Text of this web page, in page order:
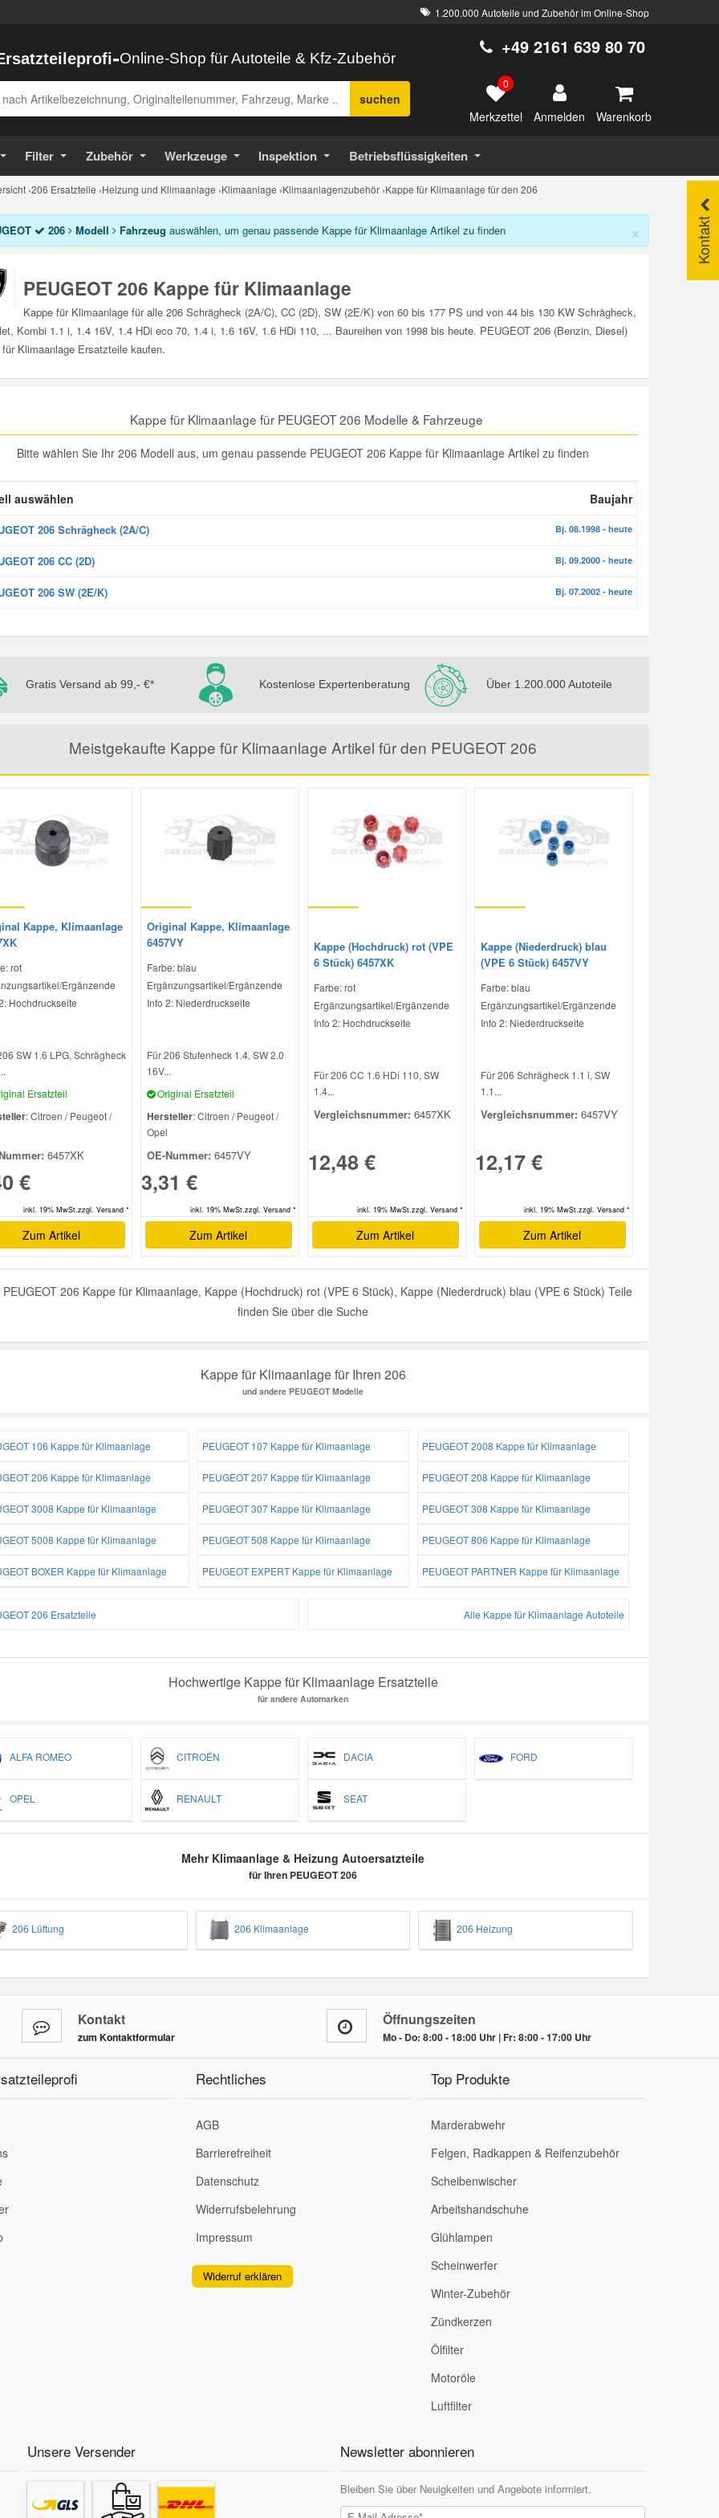
1.200.000 Autoteile und Zubehör im Online-Shop
-Online-Shop für Autoteile & Kfz-Zubehör
suchen
+49 2161 639 80 70
0
Merkzettel Anmelden Warenkorb
Filter Zubehör Werkzeuge Inspektion Betriebsflüssigkeiten
›206 Ersatzteile ›Heizung und Klimaanlage ›Klimaanlage ›Klimaanlagenzubehör ›Kappe für Klimaanlage für den 206
Kontakt
×
206 Modell Fahrzeug auswählen, um genau passende Kappe für Klimaanlage Artikel zu finden
PEUGEOT 206 Kappe für Klimaanlage
Kappe für Klimaanlage für alle 206 Schrägheck (2A/C), CC (2D), SW (2E/K) von 60 bis 177 PS und von 44 bis 130 KW Schrägheck,
Kombi 1.1 i, 1.4 16V, 1.4 HDi eco 70, 1.4 i, 1.6 16V, 1.6 HDi 110, ... Baureihen von 1998 bis heute. PEUGEOT 206 (Benzin, Diesel)
für Klimaanlage Ersatzteile kaufen.
Kappe für Klimaanlage für PEUGEOT 206 Modelle & Fahrzeuge
Bitte wählen Sie Ihr 206 Modell aus, um genau passende PEUGEOT 206 Kappe für Klimaanlage Artikel zu finden
auswählen Baujahr
206 Schrägheck (2A/C) Bj. 08.1998 - heute
206 CC (2D) Bj. 09.2000 - heute
206 SW (2E/K) Bj. 07.2002 - heute
Gratis Versand ab 99,- €* Kostenlose Expertenberatung Über 1.200.000 Autoteile
Meistgekaufte Kappe für Klimaanlage Artikel für den PEUGEOT 206
Kappe, Klimaanlage
rot
Ergänzende
Hochdruckseite
SW 1.6 LPG, Schrägheck
Ersatzteil
: Citroen / Peugeot /
6457XK
€
inkl. 19% MwSt.zzgl. Versand *
Zum Artikel
Original Kappe, Klimaanlage
6457VY
Farbe: blau
Ergänzungsartikel/Ergänzende
Info 2: Niederdruckseite
Für 206 Stufenheck 1.4, SW 2.0
16V...
Original Ersatzteil
Hersteller: Citroen / Peugeot /
Opel
OE-Nummer: 6457VY
3,31 €
inkl. 19% MwSt.zzgl. Versand *
Zum Artikel
Kappe (Hochdruck) rot (VPE
6 Stück) 6457XK
Farbe: rot
Ergänzungsartikel/Ergänzende
Info 2: Hochdruckseite
Für 206 CC 1.6 HDi 110, SW
1.4...
Vergleichsnummer: 6457XK
12,48 €
inkl. 19% MwSt.zzgl. Versand *
Zum Artikel
Kappe (Niederdruck) blau
(VPE 6 Stück) 6457VY
Farbe: blau
Ergänzungsartikel/Ergänzende
Info 2: Niederdruckseite
Für 206 Schrägheck 1.1 i, SW
1.1...
Vergleichsnummer: 6457VY
12,17 €
inkl. 19% MwSt.zzgl. Versand *
Zum Artikel
PEUGEOT 206 Kappe für Klimaanlage, Kappe (Hochdruck) rot (VPE 6 Stück), Kappe (Niederdruck) blau (VPE 6 Stück) Teile
finden Sie über die Suche
Kappe für Klimaanlage für Ihren 206
und andere PEUGEOT Modelle
106 Kappe für Klimaanlage PEUGEOT 107 Kappe für Klimaanlage PEUGEOT 2008 Kappe für Klimaanlage
206 Kappe für Klimaanlage PEUGEOT 207 Kappe für Klimaanlage PEUGEOT 208 Kappe für Klimaanlage
3008 Kappe für Klimaanlage PEUGEOT 307 Kappe für Klimaanlage PEUGEOT 308 Kappe für Klimaanlage
5008 Kappe für Klimaanlage PEUGEOT 508 Kappe für Klimaanlage PEUGEOT 806 Kappe für Klimaanlage
BOXER Kappe für Klimaanlage PEUGEOT EXPERT Kappe für Klimaanlage PEUGEOT PARTNER Kappe für Klimaanlage
206 Ersatzteile Alle Kappe für Klimaanlage Autoteile
Hochwertige Kappe für Klimaanlage Ersatzteile
für andere Automarken
ALFA ROMEO CITROËN DACIA FORD
OPEL RENAULT SEAT
Mehr Klimaanlage & Heizung Autoersatzteile
für Ihren PEUGEOT 206
206 Lüftung 206 Klimaanlage 206 Heizung
Kontakt
zum Kontaktformular
Öffnungszeiten
Mo - Do: 8:00 - 18:00 Uhr | Fr: 8:00 - 17:00 Uhr
Rechtliches
AGB
Barrierefreiheit
Datenschutz
Widerrufsbelehrung
Impressum
Widerruf erklären
Top Produkte
Marderabwehr
Felgen, Radkappen & Reifenzubehör
Scheibenwischer
Arbeitshandschuhe
Glühlampen
Scheinwerfer
Winter-Zubehör
Zündkerzen
Ölfilter
Motoröle
Luftfilter
Unsere Versender Newsletter abonnieren
Bleiben Sie über Neuigkeiten und Angebote informiert.